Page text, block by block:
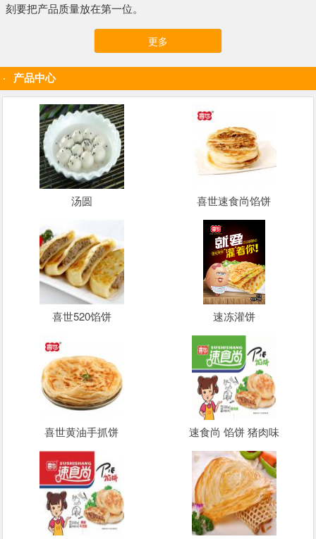
刻要把产品质量放在第一位。
更多
产品中心
汤圆 喜世速食尚馅饼
喜世520馅饼 速冻灌饼
喜世黄油手抓饼 速食尚 馅饼 猪肉味